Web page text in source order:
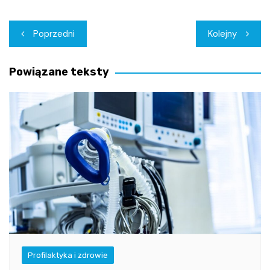
Nawigacja
wpisu
Poprzedni Kolejny
Powiązane teksty
Profilaktyka i zdrowie